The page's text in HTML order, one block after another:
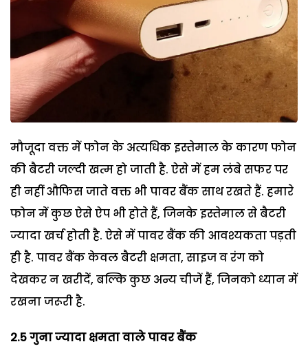
मौजूदा वक्त में फोन के अत्यधिक इस्तेमाल के कारण फोन
की बैटरी जल्दी खत्म हो जाती है. ऐसे में हम लंबे सफर पर
ही नहीं औफिस जाते वक्त भी पावर बैंक साथ रखते हैं. हमारे
फोन में कुछ ऐसे ऐप भी होते हैं, जिनके इस्तेमाल से बैटरी
ज्यादा खर्च होती है. ऐसे में पावर बैंक की आवश्यकता पड़ती
ही है. पावर बैंक केवल बैटरी क्षमता, साइज व रंग को
देखकर न खरीदें, बल्कि कुछ अन्य चीजें हैं, जिनको ध्यान में
रखना जरूरी है.
2.5 गुना ज्यादा क्षमता वाले पावर बैंक